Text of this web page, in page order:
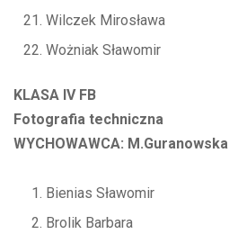
Wilczek Mirosława
Wożniak Sławomir
KLASA IV FB
Fotografia techniczna
WYCHOWAWCA: M.Guranowska
Bienias Sławomir
Brolik Barbara